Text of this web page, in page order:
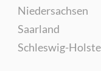
Niedersachsen
Saarland
Schleswig-